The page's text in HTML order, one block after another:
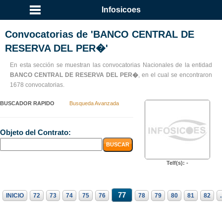
Infosicoes
Convocatorias de 'BANCO CENTRAL DE
RESERVA DEL PER�'
En esta sección se muestran las convocatorias Nacionales de la entidad
BANCO CENTRAL DE RESERVA DEL PER�, en el cual se encontraron
1678 convocatorias.
BUSCADOR RAPIDO Busqueda Avanzada
Objeto del Contrato:
Telf(s): -
INICIO 72 73 74 75 76 77 78 79 80 81 82